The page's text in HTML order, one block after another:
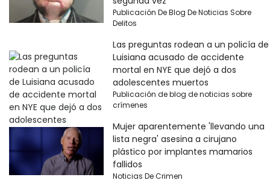
Publicación De Blog De Noticias Sobre
Delitos
Las preguntas rodean a un policía de
Luisiana acusado de accidente
mortal en NYE que dejó a dos
adolescentes muertos
Publicación de blog de noticias sobre
crímenes
Mujer aparentemente 'llevando una
lista negra' asesina a cirujano
plástico por implantes mamarios
fallidos
Noticias De Crimen